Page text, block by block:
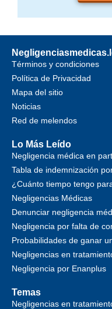
Términos y condiciones
Política de Privacidad
Mapa del sitio
Noticias
Red de melendos
Lo Más Leído
Negligencia médica en
Tabla de indemnización
¿Cuánto tiempo tengo
Negligencias Médicas
Denunciar negligencia
Negligencia por falta de
Probabilidades de ganar
Negligencias en
Negligencia por Enanplus
Temas
Negligencias en